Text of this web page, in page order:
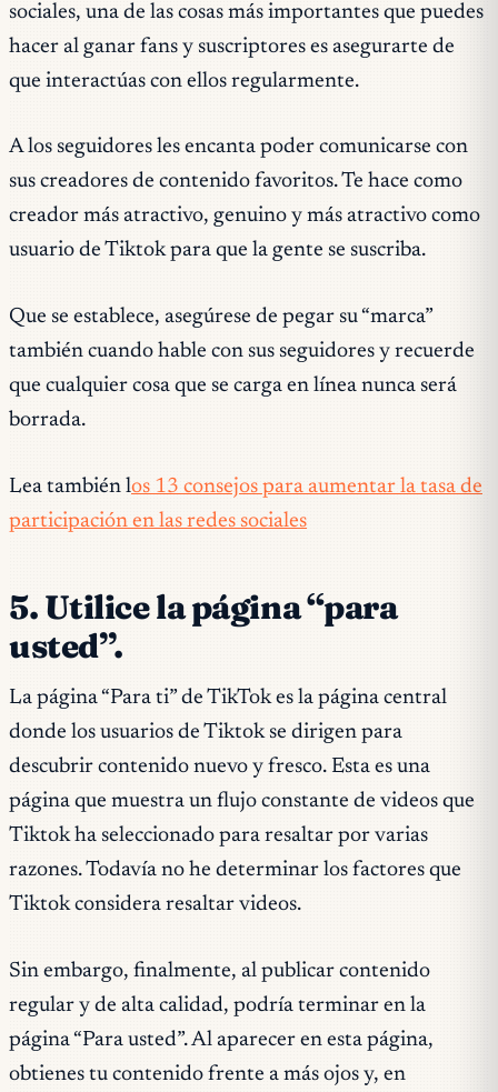
sociales, una de las cosas más importantes que puedes
hacer al ganar fans y suscriptores es asegurarte de
que interactúas con ellos regularmente.
A los seguidores les encanta poder comunicarse con
sus creadores de contenido favoritos. Te hace como
creador más atractivo, genuino y más atractivo como
usuario de Tiktok para que la gente se suscriba.
Que se establece, asegúrese de pegar su “marca”
también cuando hable con sus seguidores y recuerde
que cualquier cosa que se carga en línea nunca será
borrada.
Lea también los 13 consejos para aumentar la tasa de
participación en las redes sociales
5. Utilice la página “para
usted”.
La página “Para ti” de TikTok es la página central
donde los usuarios de Tiktok se dirigen para
descubrir contenido nuevo y fresco. Esta es una
página que muestra un flujo constante de videos que
Tiktok ha seleccionado para resaltar por varias
razones. Todavía no he determinar los factores que
Tiktok considera resaltar videos.
Sin embargo, finalmente, al publicar contenido
regular y de alta calidad, podría terminar en la
página “Para usted”. Al aparecer en esta página,
obtienes tu contenido frente a más ojos y, en